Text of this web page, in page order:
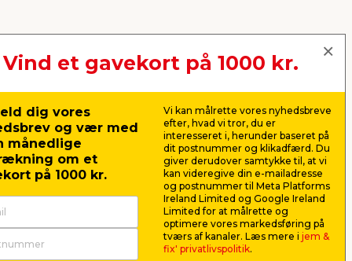
Hobbykabelsæt grøn 2 x
1,0 mm² 20 meter -
Elworks
Med rund stikprop. Til indendørs
brug. Maks. belastning: 2300 W.
Lyskæde
m/timer
Længde:
inde/ude.
Vind et gavekort på 1000 kr.
dig vores
og vær med
månedlige
om et
på 1000 kr.
Vi kan målrette vores nyhedsbreve
efter, hvad vi tror, du er
interesseret i, herunder baseret på
dit postnummer og klikadfærd. Du
giver derudover samtykke til, at vi
kan videregive din e-mailadresse
og postnummer til Meta Platforms
Ireland Limited og Google Ireland
Limited for at målrette og
optimere vores markedsføring på
tværs af kanaler. Læs mere i jem &
fix' privatlivspolitik.